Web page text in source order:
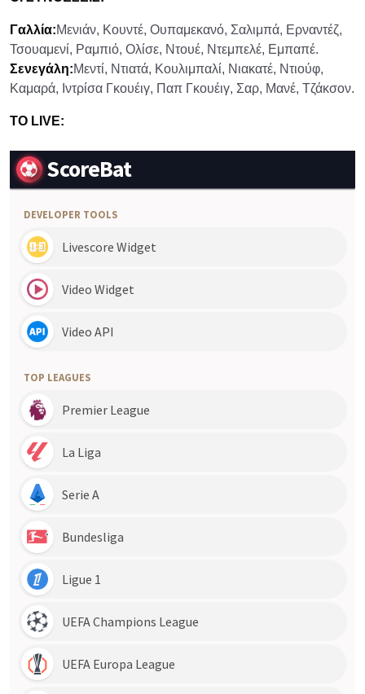
Γαλλία:Μενιάν, Κουντέ, Ουπαμεκανό, Σαλιμπά, Ερναντέζ,
Τσουαμενί, Ραμπιό, Ολίσε, Ντουέ, Ντεμπελέ, Εμπαπέ.
Σενεγάλη:Μεντί, Ντιατά, Κουλιμπαλί, Νιακατέ, Ντιούφ,
Καμαρά, Ιντρίσα Γκουέιγ, Παπ Γκουέιγ, Σαρ, Μανέ, Τζάκσον.
ΤΟ LIVE: